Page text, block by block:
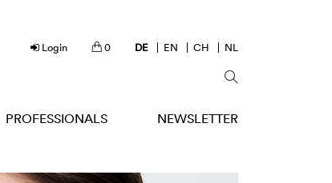
Login 0 DE EN CH NL
PROFESSIONALS NEWSLETTER